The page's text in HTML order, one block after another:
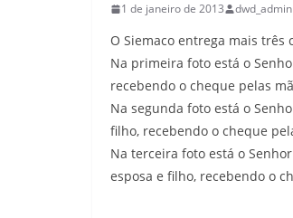
1 de janeiro de 2013 dwd_admin
O Siemaco entrega mais
Na primeira foto está o
recebendo o cheque pelas
Na segunda foto está o
filho, recebendo o cheque
Na terceira foto está o
esposa e filho, recebendo o